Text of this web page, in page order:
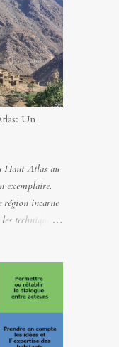
qu'il équilibre
du milieu
Un
Haut Atlas au
exemplaire.
région incarne
techniques
dévoilant
de la
de
d'une